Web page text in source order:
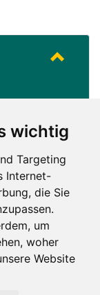
wichtig
Targeting
Internet-
die Sie
um
woher
Website